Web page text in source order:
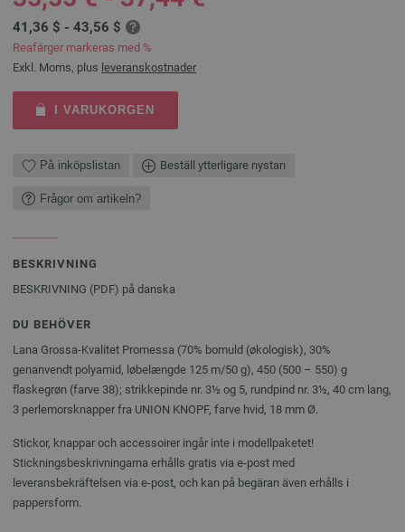
41,36 $ - 43,56 $
Reafärger markeras med %
Exkl. Moms, plus leveranskostnader
I VARUKORGEN
På inköpslistan Beställ ytterligare nystan
Frågor om artikeln?
BESKRIVNING
BESKRIVNING (PDF) på danska
DU BEHÖVER
Lana Grossa-Kvalitet Promessa (70% bomuld (økologisk), 30%
genanvendt polyamid, løbelængde 125 m/50 g), 450 (500 – 550) g
flaskegrøn (farve 38); strikkepinde nr. 3½ og 5, rundpind nr. 3½, 40 cm lang,
3 perlemorsknapper fra UNION KNOPF, farve hvid, 18 mm Ø.
Stickor, knappar och accessoirer ingår inte i modellpaketet!
Stickningsbeskrivningarna erhålls gratis via e-post med
leveransbekräftelsen via e-post, och kan på begäran även erhålls i
pappersform.